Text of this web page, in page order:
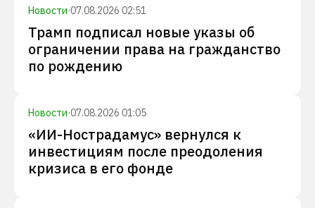
Новости·07.08.2026 02:51
Трамп подписал новые указы об
ограничении права на гражданство
по рождению
Новости·07.08.2026 01:05
«ИИ-Нострадамус» вернулся к
инвестициям после преодоления
кризиса в его фонде